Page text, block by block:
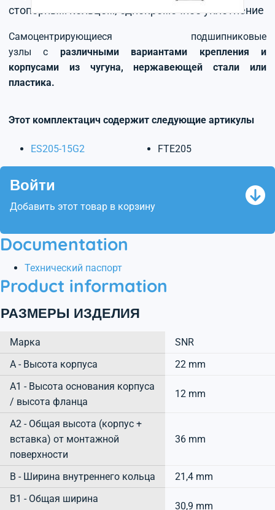
стопорным кольцом, однокромочное уплотнение
Самоцентрирующиеся подшипниковые
узлы с различными вариантами крепления и
корпусами из чугуна, нержавеющей стали или
пластика.
Этот комплектацич содержит следующие артикулы
ES205-15G2 FTE205
Войти
Добавить этот товар в корзину
Documentation
Технический паспорт
Product information
РАЗМЕРЫ ИЗДЕЛИЯ
Марка
SNR
А - Высота корпуса
22 mm
A1 - Высота основания корпуса
/ высота фланца
12 mm
A2 - Общая высота (корпус +
вставка) от монтажной
поверхности
36 mm
B - Ширина внутреннего кольца
21,4 mm
B1 - Общая ширина
30,9 mm